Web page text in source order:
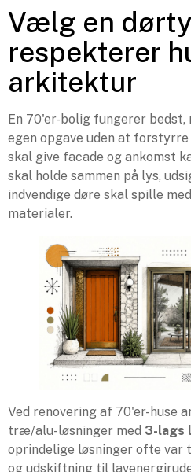
Vælg en
respekterer
arkitektur
En 70'er-bolig fungerer
egen opgave uden at forstyrre
skal give facade og ankomst
skal holde sammen på lys,
indvendige døre skal spille
materialer.
Ved renovering af 70'er-huse
træ/alu-løsninger med 3-lags
oprindelige løsninger ofte var
og udskiftning til